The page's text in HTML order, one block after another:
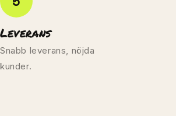
Leverans
Snabb leverans, nöjda
kunder.